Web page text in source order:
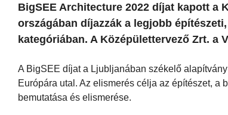
BigSEE Architecture 2022 díjat kapott a
országában díjazzák a legjobb
kategóriában. A Középülettervező Zrt. a
A BigSEE díjat a Ljubljanában székelő
Európára utal. Az elismerés célja az építészet, a
bemutatása és elismerése.